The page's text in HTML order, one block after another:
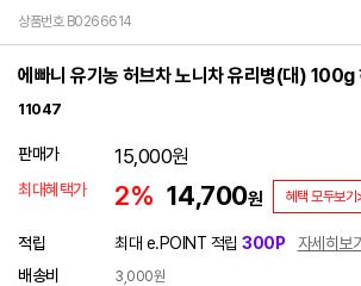
상품번호 B0266614
에빠니 유기농 허브차 노니차 유리병(대) 100g
11047
판매가 15,000원
최대혜택가 2% 14,700원 혜택 모두보기
적립 최대 e.POINT 적립 300P
자세히보기
배송비
3,000원